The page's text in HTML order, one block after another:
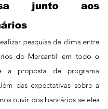
junto aos
pesquisa de clima entre
do Mercantil em todo o
a proposta de programa
das expectativas sobre a
ouvir dos bancários se eles